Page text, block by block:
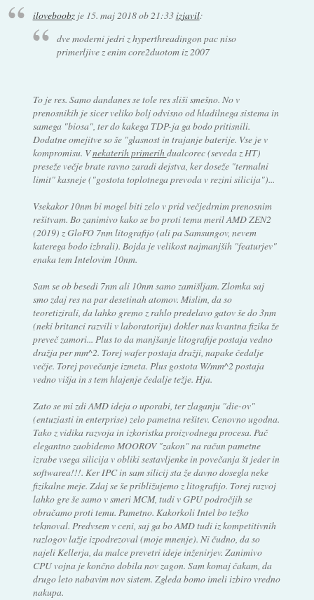
iloveboobzje 15. maj 2018 ob 21:33izjavil:
dve moderni jedri z hyperthreadingon pac niso
primerljive z enim core2duotom iz 2007
To je res. Samo dandanes se tole res sliši smešno. No v
prenosnikih je sicer veliko bolj odvisno od hladilnega sistema in
samega "biosa", ter do kakega TDP-ja ga bodo pritisnili.
Dodatne omejitve so še "glasnost in trajanje baterije. Vse je v
kompromisu. Vnekaterih primerihdualcorec (seveda z HT)
preseže večje brate ravno zaradi dejstva, ker doseže "termalni
limit" kasneje ("gostota toplotnega prevoda v rezini silicija")...
Vsekakor 10nm bi mogel biti zelo v prid večjedrnim prenosnim
rešitvam. Bo zanimivo kako se bo proti temu meril AMD ZEN2
(2019) z GloFO 7nm litografijo (ali pa Samsungov, nevem
katerega bodo izbrali). Bojda je velikost najmanjših "featurjev"
enaka tem Intelovim 10nm.
Sam se ob besedi 7nm ali 10nm samo zamišljam. Zlomka saj
smo zdaj res na par desetinah atomov. Mislim, da so
teoretizirali, da lahko gremo z rahlo predelavo gatov še do 3nm
(neki britanci razvili v laboratoriju) dokler nas kvantna fizika že
preveč zamori... Plus to da manjšanje litografije postaja vedno
dražja per mm^2. Torej wafer postaja dražji, napake čedalje
večje. Torej povečanje izmeta. Plus gostota W/mm^2 postaja
vedno višja in s tem hlajenje čedalje težje. Hja.
Zato se mi zdi AMD ideja o uporabi, ter zlaganju "die-ov"
(entuziasti in enterprise) zelo pametna rešitev. Cenovno ugodna.
Tako z vidika razvoja in izkoristka proizvodnega procesa. Pač
elegantno zaobidemo MOOROV "zakon" na račun pametne
izrabe vsega silicija v obliki sestavljenke in povečanja št jeder in
softwarea!!!. Ker IPC in sam silicij sta že davno dosegla neke
fizikalne meje. Zdaj se še približujemo z litografijo. Torej razvoj
lahko gre še samo v smeri MCM, tudi v GPU področjih se
obračamo proti temu. Pametno. Kakorkoli Intel bo težko
tekmoval. Predvsem v ceni, saj ga bo AMD tudi iz kompetitivnih
razlogov lažje izpodrezoval (moje mnenje). Ni čudno, da so
najeli Kellerja, da malce prevetri ideje inženirjev. Zanimivo
CPU vojna je končno dobila nov zagon. Sam komaj čakam, da
drugo leto nabavim nov sistem. Zgleda bomo imeli izbiro vredno
nakupa.